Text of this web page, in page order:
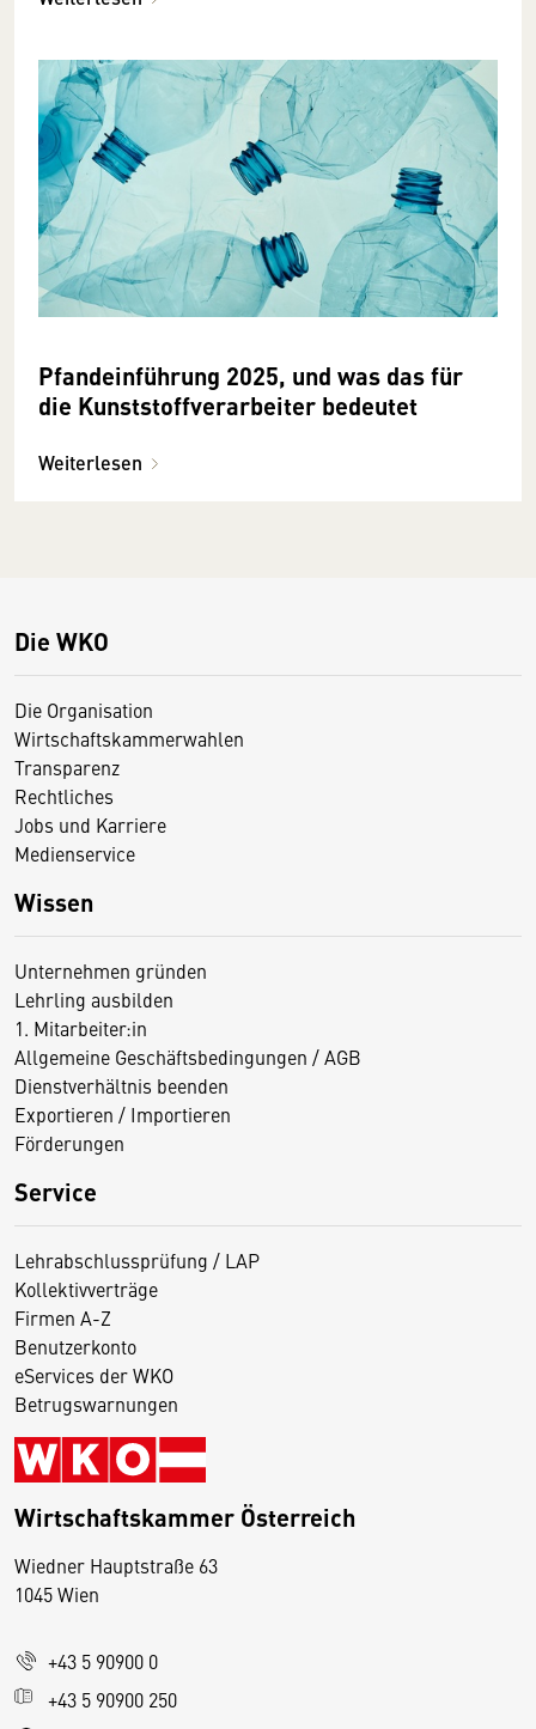
Pfandeinführung 2025, und was das für
die Kunststoffverarbeiter bedeutet
Weiterlesen
Die WKO
Die Organisation
Wirtschaftskammerwahlen
Transparenz
Rechtliches
Jobs und Karriere
Medienservice
Wissen
Unternehmen gründen
Lehrling ausbilden
1. Mitarbeiter:in
Allgemeine Geschäftsbedingungen / AGB
Dienstverhältnis beenden
Exportieren / Importieren
Förderungen
Service
Lehrabschlussprüfung / LAP
Kollektivverträge
Firmen A-Z
Benutzerkonto
eServices der WKO
Betrugswarnungen
Wirtschaftskammer Österreich
Wiedner Hauptstraße 63
1045 Wien
+43 5 90900 0
+43 5 90900 250
D
s
e